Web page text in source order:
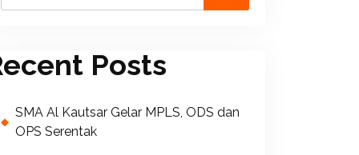
Posts
SMA Al Kautsar Gelar MPLS, ODS dan
OPS Serentak